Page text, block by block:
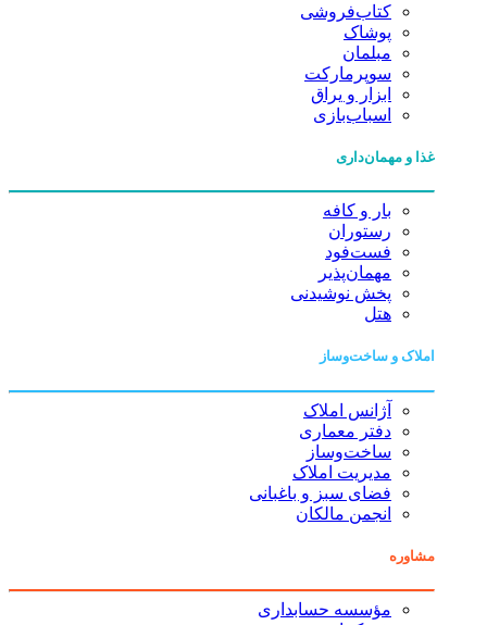
کتاب‌فروشی
پوشاک
مبلمان
سوپرمارکت
ابزار و یراق
اسباب‌بازی
غذا و مهمان‌داری
بار و کافه
رستوران
فست‌فود
مهمان‌پذیر
پخش نوشیدنی
هتل
املاک و ساخت‌وساز
آژانس املاک
دفتر معماری
ساخت‌وساز
مدیریت املاک
فضای سبز و باغبانی
انجمن مالکان
مشاوره
مؤسسه حسابداری